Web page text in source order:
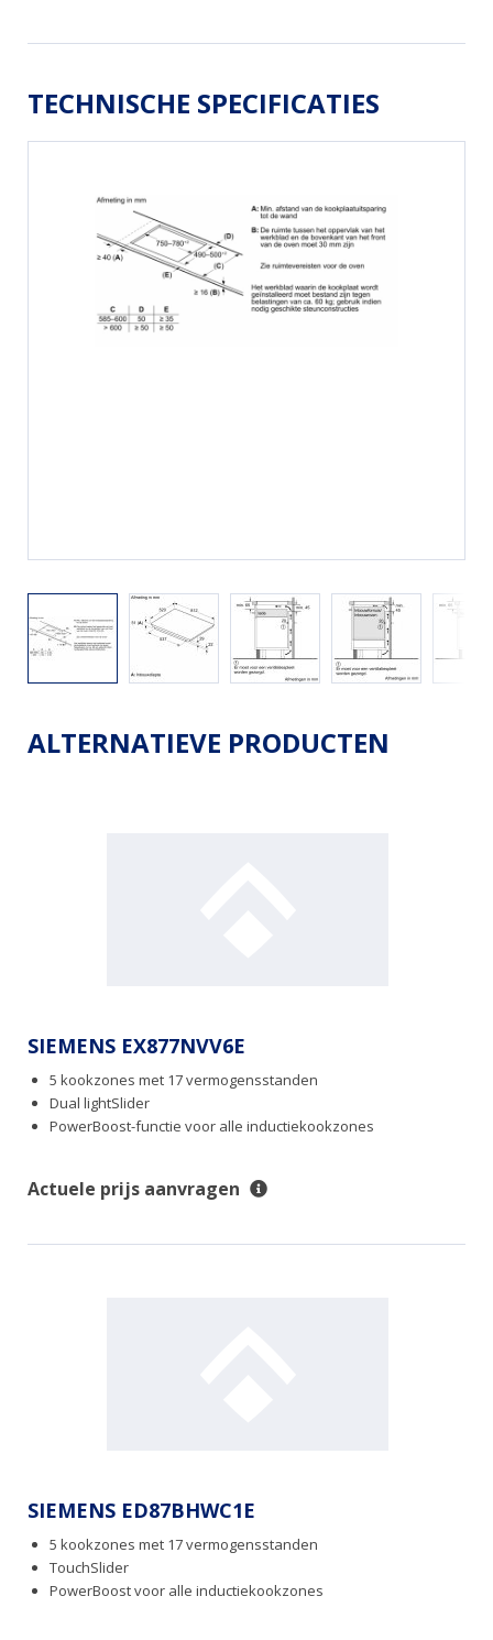
TECHNISCHE SPECIFICATIES
ALTERNATIEVE PRODUCTEN
SIEMENS EX877NVV6E
5 kookzones met 17 vermogensstanden
Dual lightSlider
PowerBoost-functie voor alle inductiekookzones
Actuele prijs aanvragen
SIEMENS ED87BHWC1E
5 kookzones met 17 vermogensstanden
TouchSlider
PowerBoost voor alle inductiekookzones